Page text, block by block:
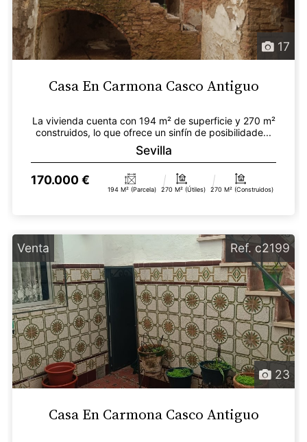
17
Casa En Carmona Casco Antiguo
La vivienda cuenta con 194 m² de superficie y 270 m²
construidos, lo que ofrece un sinfín de posibilidade...
Sevilla
170.000 €
194 M² (parcela) 270 M² (útiles) 270 M² (construidos)
Venta
23
Ref. c2199
Casa En Carmona Casco Antiguo